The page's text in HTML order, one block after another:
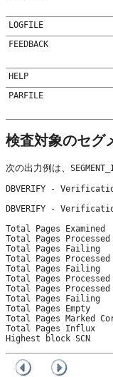
LOGFILE
FEEDBACK
HELP
PARFILE
検査対象のセグ
次の出力例は、
DBVERIFY -
DBVERIFY -
Total Pages
Total Pages
Total Pages Failing
Total Pages
Total Pages Failing
Total Pages
Total Pages
Total Pages Failing
Total Pages Empty
Total Pages Marked
Total Pages Influx
Highest block SCN